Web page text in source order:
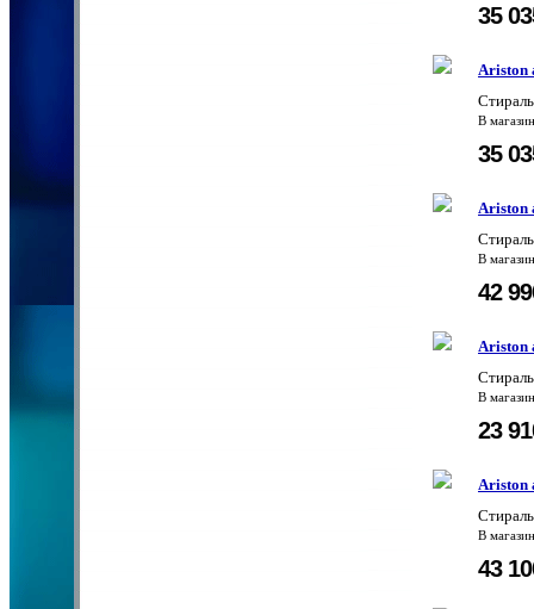
35
Ariston
В
35
Ariston
В
42
Ariston
В
23
Ariston
В
43